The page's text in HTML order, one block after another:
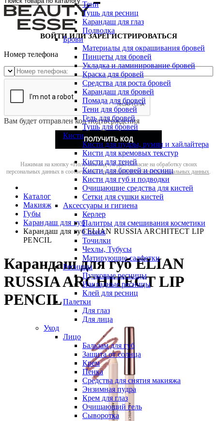
Тени
Тушь для ресниц
Карандаш для глаз
Подводка
Брови
Материалы для окрашивания бровей
Пинцеты для бровей
Укладка и ламинирование бровей
Краска для бровей
Средства для роста бровей
Карандаш для бровей
Помада для бровей
Тени для бровей
Гель для бровей
Тушь для бровей
Кисти
Кисти для пудры, румян и хайлайтера
Кисти для кремовых текстур
Кисти для теней
Кисти для бровей и ресниц
Кисти для губ и подводки
Очищающие средства для кистей
Сетки для сушки кистей
Аксессуары и гигиена
Керлер
Палитры для смешивания косметики
Спонж
Точилки
Чехлы, Тубусы
Матирующие салфетки
Ресницы
Пучковые ресницы
Накладные ресницы
Клей для ресниц
Палетки
Для глаз
Для лица
Уход
Лицо
Бальзам для губ
Защита от солнца
Крем
Пенка
Средства для снятия макияжа
Энзимная пудра
Крем для глаз
Очищающий гель
Сыворотка
ВОЙТИ ИЛИ ЗАРЕГИСТРИРОВАТЬСЯ
Номер телефона
Вам будет отправлен код подтверждения
ПОЛУЧИТЬ КОД
Нажимая на кнопку «Получить код», я даю согласие на обработку своих
персональных данных в соответствии сполитикой обработки персональных данных.
Каталог
Макияж
Губы
Карандаш для губ
Карандаш для губ ELIAN RUSSIA ARCHITECT LIP
PENCIL
Карандаш для губ ELIAN
RUSSIA ARCHITECT LIP
PENCIL